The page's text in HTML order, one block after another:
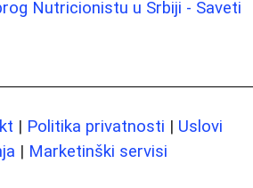
Nutricionistu u Srbiji - Saveti
| Politika privatnosti | Uslovi
| Marketinški servisi